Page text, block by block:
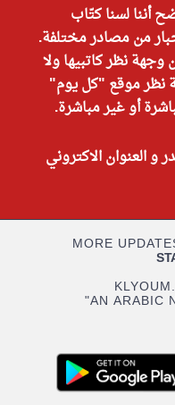
أننا لسنا كتّاب
من مصادر مختلفة.
وجهة نظر كاتبيها ولا
نظر موقع "كل يوم"
أو غير مباشرة.
العنوان الاكتروني
MORE
"AN ARABIC